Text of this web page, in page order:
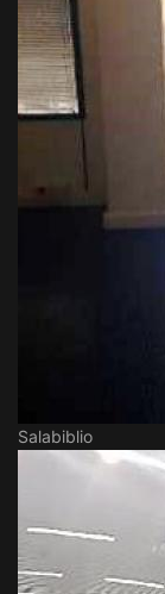
Salabiblio